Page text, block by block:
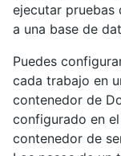
ejecutar pruebas
a una base de
Puedes
cada trabajo en
contenedor de
configurado en
contenedor de